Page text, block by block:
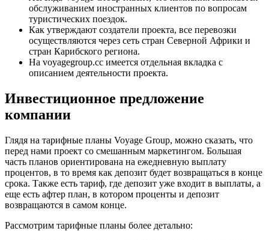
обслуживанием иностранных клиентов по вопросам
туристических поездок.
Как утверждают создатели проекта, все перевозки
осуществляются через сеть стран Северной Африки и
стран Карибского региона.
На voyagegroup.cc имеется отдельная вкладка с
описанием деятельности проекта.
Инвестиционное предложение
компании
Глядя на тарифные планы Voyage Group, можно сказать, что
перед нами проект со смешанным маркетингом. Большая
часть планов ориентирована на ежедневную выплату
процентов, в то время как депозит будет возвращаться в конце
срока. Также есть тариф, где депозит уже входит в выплаты, а
еще есть афтер план, в котором проценты и депозит
возвращаются в самом конце.
Рассмотрим тарифные планы более детально: